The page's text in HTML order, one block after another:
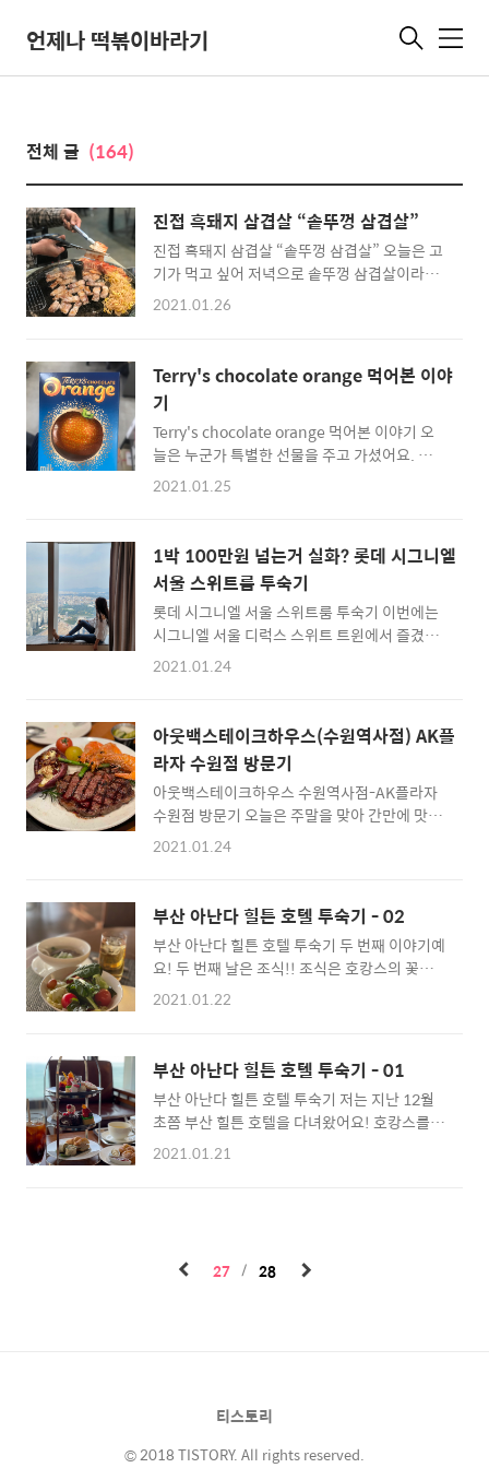
언제나 떡볶이바라기 메
전체 글 (164)
진접 흑돼지 삼겹살 “솥뚜껑 삼겹살”
진접 흑돼지 삼겹살 “솥뚜껑 삼겹살” 오늘은 고
기가 먹고 싶어 저녁으로 솥뚜껑 삼겹살이라는
삼겹살집에 다녀왔어요. 진접지구에 있는 삼겹
요. 저희는 일단 삼겹살 2인분을 시켰습니다. 삼
겹살과 목살 모두 1인분에 13,000 원입니다. 기
본 구성이 맘에 들었어요. 콘샐러드랑 부추 나오
는 것과 고추장아찌가 맘에 드네요. 쌈장 말고도
뭔가 젓갈 맛이 나는 장도 하나 더 나왔어요. 솥
뚜껑 위에 삼겹살이 올라갔어요. 삼겹살 두께는
가 올라가서 좋네요. 저는 솥뚜껑 불판이 좋더라
구요. 고기를 모두 자르고 김치도 먹기 좋게 자
르고 있어요. 냄새..
2021.01.26
Terry's chocolate orange 먹어본 이야
기
Terry's chocolate orange 먹어본 이야기 오
늘은 누군가 특별한 선물을 주고 가셨어요. 그래
서 이 특이한 초콜릿에 대해 이야기해보려고 해
거나. 이렇게 묵직하고 동그란 오렌지가 들어있
어요! 뜯어보니 이렇게 동그란 공 같은 초콜릿
이 딱! 궁금하네요.. 포장을 뜯어보니 오오 오렌
지 모양의 초콜릿이 오렌지처럼 잘려서 들어있
어요. 조각조각이 이렇게 오렌지 모양으로 되어
있어요ㅋㅋㅋ 너무 귀엽네요. 맛은 오렌지맛이
한대요 그래야 저 잘린 단면이 조각조각 잘 쪼개
진대요. 저는 안 쳐서 이렇게 뭉쳐서..
2021.01.25
1박 100만원 넘는거 실화? 롯데 시그니엘
서울 스위트룸 투숙기
롯데 시그니엘 서울 스위트룸 투숙기 이번에는
시그니엘 서울 디럭스 스위트 트윈에서 즐겼던
호캉스 이야기를 가져와봤어요. 투숙한 시점은
좋은 경험이었습니다. 자차를 이용해서 주차장
에 주차를 하고, 전용 엘리베이터를 타고 올라가
서 갈아탔던 것 같아요. 저는 조금 이르게 도착
해서 로비 한편에 자리 잡고 앉아서 대기했습니
다. 요금은 디럭스 스위트 트윈룸 2개 + 전망 욕
실 + 조식 4인 해서 총 2,032,800 원을 결제했
이 나오네요! 토-일 주말 금액이었습니다. 꽤나
비싼 가격이죠? 체크인을 하고, 엘리베이터를 ..
2021.01.24
아웃백스테이크하우스(수원역사점) AK플
라자 수원점 방문기
아웃백스테이크하우스 수원역사점-AK플라자
수원점 방문기 오늘은 주말을 맞아 간만에 맛있
는 저녁을 먹고자 AK플라자 안에 있는 아웃백
었습니다. 그래도 금방 빠졌던 것 같아요. 조금
기다리다가 안내해 주셔서 착석했어요. 우리는
퀸즈랜드립아이스테이크와 투움바파스타, 스프
2개, 에이드2잔, 커피2잔이 나오는 블랙라벨커
플세트를 주문하고 기다렸어요! 맨처음으로 에
크림과 같이 먹기도 하고 스프에 찍어먹었답니
다. 빵으로 허기를 채우고 있으니 미디엄으로 시
킨 퀸즈랜드 립아이 스테이크가 나왔어요. 퀸즈
랜드 립아이 스테이크는 두툼하고 부..
2021.01.24
부산 아난다 힐튼 호텔 투숙기 - 02
부산 아난다 힐튼 호텔 투숙기 두 번째 이야기예
요! 두 번째 날은 조식!! 조식은 호캉스의 꽃이
죠! 좋은 호텔에서는 무조건 조식을 신청해서
면 다모임이라는 곳이 있는데 이 곳이 조식 먹는
곳이에요. 너무너무 좋았던 건 높은 천장 고와
휴양지에 온 듯 찬란하게 공간을 가득채운 아침
햇살. 그것만으로도 휴양지에 온듯 힐링이 되는
기분이었답니다. 이런 것이 진정한 여유로운 조
데 초등학생 입맛인 저의 입맛을 사로잡아 잔뜩
2021.01.22
부산 아난다 힐튼 호텔 투숙기 - 01
부산 아난다 힐튼 호텔 투숙기 저는 지난 12월
초쯤 부산 힐튼 호텔을 다녀왔어요! 호캉스를
위해서 갔었고, 큰 기대 안 하고 갔는데 기대 이
요! 애프터눈 티세트는 14:00부터 이용 가능했
기에 체크인 전에 먼저 라운지를 들렸어요. 3단
고, 일행은 아이스아메리카노를 시켰어요. 아메
리카노는 연한 편이더라구요. ..
2021.01.21
27 28
티스토리
© 2018 TISTORY. All rights reserved.